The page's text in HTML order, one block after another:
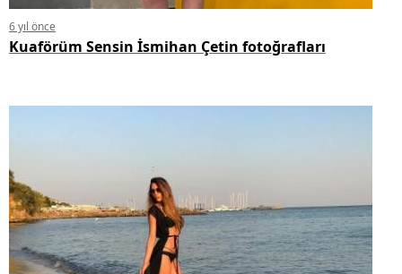
6 yıl önce
Kuaförüm Sensin İsmihan Çetin fotoğrafları